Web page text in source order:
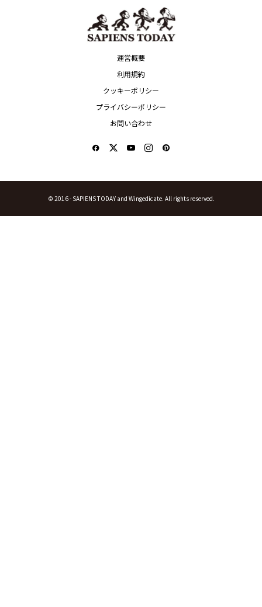
運営概要
利用規約
クッキーポリシー
プライバシーポリシー
お問い合わせ
© 2016 -SAPIENS TODAY and Wingedicate. All rights reserved.